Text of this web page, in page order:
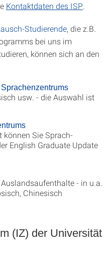
Kontaktdaten des ISP
Studierende, die z.B.
bei uns im
können sich an den
usw. - die Auswahl ist
Sie Sprach-
English Graduate Update
- in u.a.
Chinesisch
(IZ) der Universität